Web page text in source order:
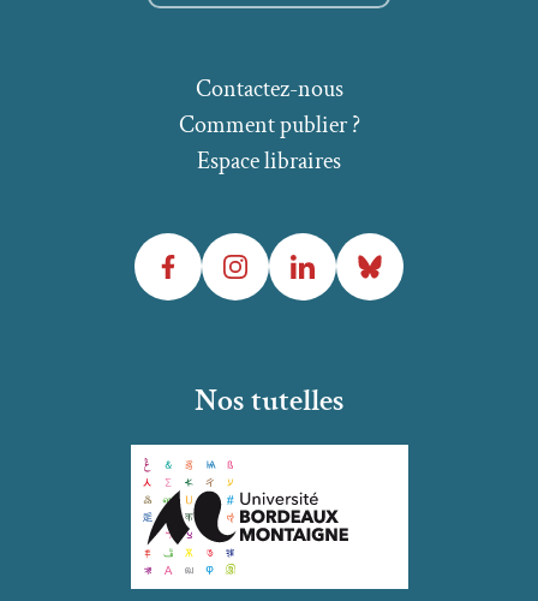
Comment publier ?
Espace libraires
Contactez-nous
FacebookInstagramLinkedInBluesky
Nos tutelles